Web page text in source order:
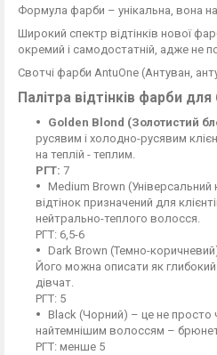
Формула фарби – унікальна, вона
Широкий спектр відтінків нової
окремий і самодостатній, адже не
Свотчі фарби AntuOne (Антуван,
Палітра відтінків фарби для
Golden Blond (Золотистий
русявим і холодно-русявим
на теплій - теплим.
РГТ: 7
Medium Brown
відтінок призначений для
нейтрально-теплого волосся.
РГТ: 6,5-6
Dark Brown (Темно-
Його можна описати як глибокий
дівчат.
РГТ: 5
Black (Чорний) – це не просто
найтемнішим волоссям –
РГТ: менше 5